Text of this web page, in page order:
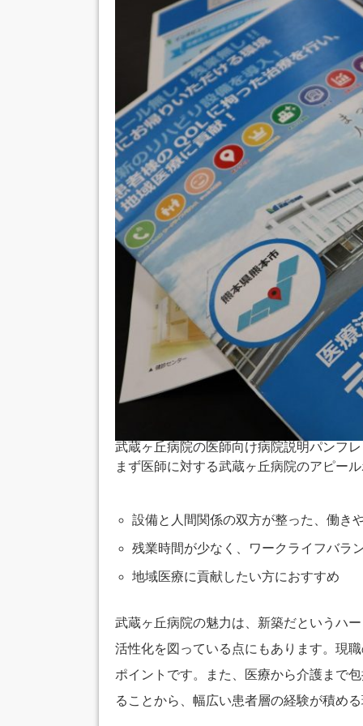
武蔵ヶ丘病院の医師向け病院説明パンフ
まず医師に対する武蔵ヶ丘病院のアピー
設備と人間関係の双方が整った、働き
残業時間が少なく、ワークライフバラ
地域医療に貢献したい方におすすめ
武蔵ヶ丘病院の魅力は、新築だというハ
活性化を図っている点にもあります。現
ポイントです。また、医療から介護まで
ることから、幅広い患者層の経験が積め